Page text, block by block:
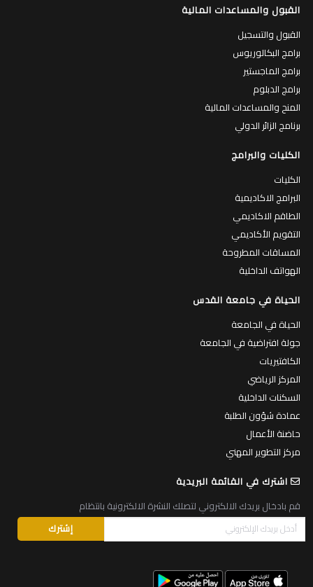
القبول والمساعدات المالية
القبول والتسجيل
برامج البكالوريوس
برامج الماجستير
برامج الدبلوم
المنح والمساعدات المالية
برنامج الزائر الدولي
الكليات والبرامج
الكليات
البرامج الاكاديمية
الطاقم الاكاديمي
التقويم الأكاديمي
المساقات المطروحة
الهواتف الداخلية
الحياة في جامعة القدس
الحياة في الجامعة
جولة افتراضية في الجامعة
الكافتيريات
المركز الرياضي
السكنات الداخلية
عمادة شؤون الطلبة
حاضنة الأعمال
مركز التطوير المهني
اشترك في القائمة البريدية
قم بادخال بريدك الالكتروني لتصلك النشرة الالكترونية بانتظام